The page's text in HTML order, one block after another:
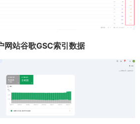
网站谷歌GSC索引数据